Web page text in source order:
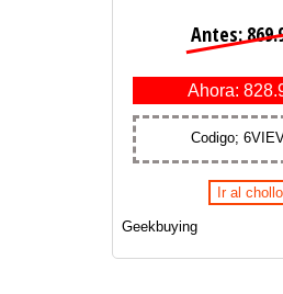
Antes:
Ahora:
Codigo;
Ir al chollo
Geekbuying